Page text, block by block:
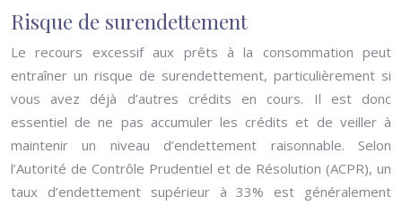
Risque de surendettement
Le recours excessif aux prêts à la consommation peut
entraîner un risque de surendettement, particulièrement si
vous avez déjà d’autres crédits en cours. Il est donc
essentiel de ne pas accumuler les crédits et de veiller à
maintenir un niveau d’endettement raisonnable. Selon
l’Autorité de Contrôle Prudentiel et de Résolution (ACPR), un
taux d’endettement supérieur à 33% est généralement